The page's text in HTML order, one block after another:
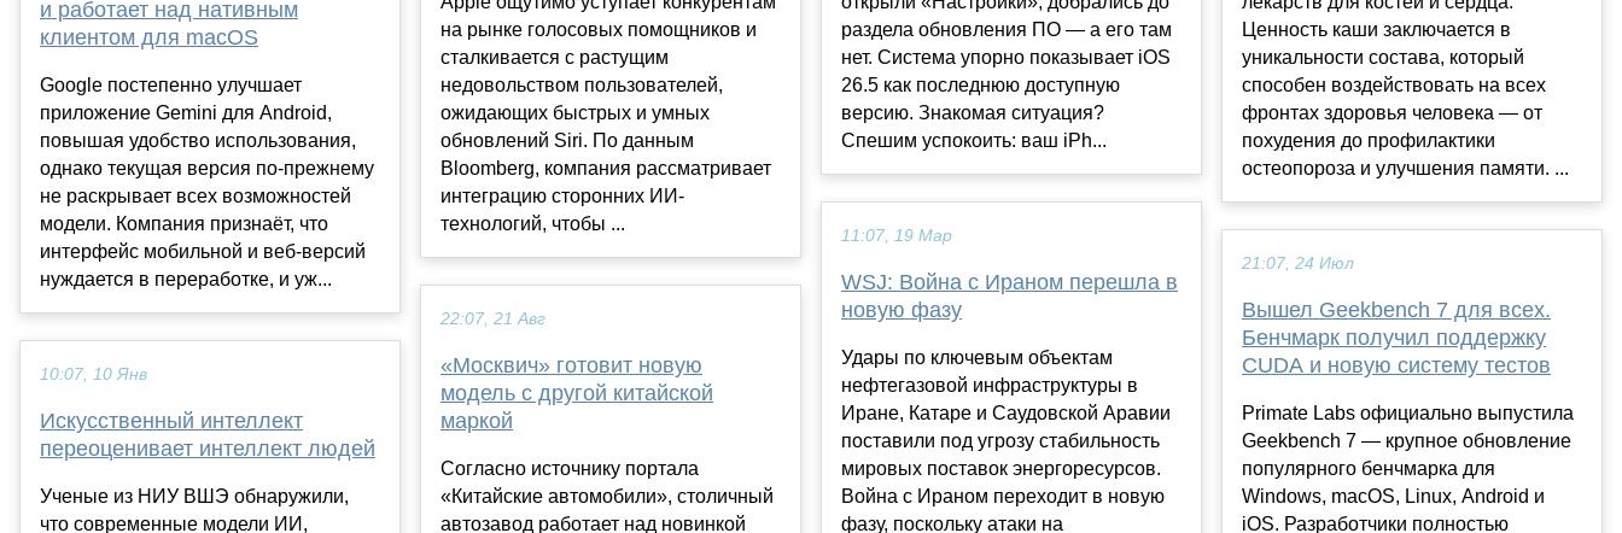
и работает над нативным
клиентом для macOS
Google постепенно улучшает
приложение Gemini для Android,
повышая удобство использования,
однако текущая версия по-прежнему
не раскрывает всех возможностей
модели. Компания признаёт, что
интерфейс мобильной и веб-версий
нуждается в переработке, и уж...
10:07, 10 Янв
Искусственный интеллект
переоценивает интеллект людей
Ученые из НИУ ВШЭ обнаружили,
что современные модели ИИ,
на рынке голосовых помощников и
сталкивается с растущим
недовольством пользователей,
ожидающих быстрых и умных
обновлений Siri. По данным
Bloomberg, компания рассматривает
интеграцию сторонних ИИ-
технологий, чтобы ...
22:07, 21 Авг
«Москвич» готовит новую
модель с другой китайской
маркой
Согласно источнику портала
«Китайские автомобили», столичный
автозавод работает над новинкой
раздела обновления ПО — а его там
нет. Система упорно показывает iOS
26.5 как последнюю доступную
версию. Знакомая ситуация?
Спешим успокоить: ваш iPh...
11:07, 19 Мар
WSJ: Война с Ираном перешла в
новую фазу
Удары по ключевым объектам
нефтегазовой инфраструктуры в
Иране, Катаре и Саудовской Аравии
поставили под угрозу стабильность
мировых поставок энергоресурсов.
Война с Ираном переходит в новую
фазу, поскольку атаки на
Ценность каши заключается в
уникальности состава, который
способен воздействовать на всех
фронтах здоровья человека — от
похудения до профилактики
остеопороза и улучшения памяти. ...
21:07, 24 Июл
Вышел Geekbench 7 для всех.
Бенчмарк получил поддержку
CUDA и новую систему тестов
Primate Labs официально выпустила
Geekbench 7 — крупное обновление
популярного бенчмарка для
Windows, macOS, Linux, Android и
iOS. Разработчики полностью